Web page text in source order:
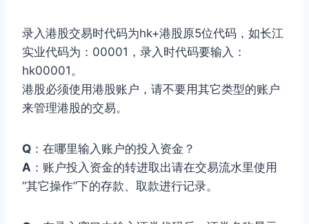
录入港股交易时代码为hk+港股原5位代码，如长江
实业代码为：00001，录入时代码要输入：
hk00001。
港股必须使用港股账户，请不要用其它类型的账户
来管理港股的交易。
Q ：在哪里输入账户的投入资金？
A ：账户投入资金的转进取出请在交易流水里使用
“其它操作”下的存款、取款进行记录。